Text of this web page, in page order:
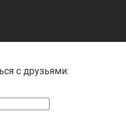
с друзьями: